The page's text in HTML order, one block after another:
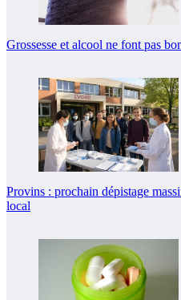
Grossesse et alcool ne font pas
Provins : prochain dépistage
local